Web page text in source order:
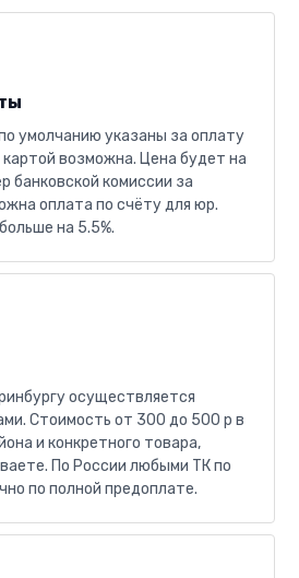
умолчанию указаны за оплату
возможна. Цена будет на
банковской комиссии за
оплата по счёту для юр.
на 5.5%.
осуществляется
Стоимость от 300 до 500 р в
и конкретного товара,
По России любыми ТК по
по полной предоплате.